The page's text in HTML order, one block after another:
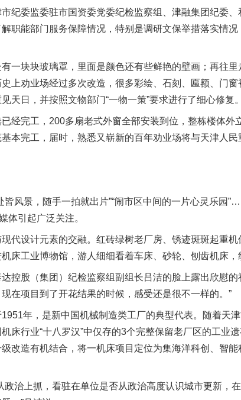
委监委驻市国资委党委纪检监察组、津融集团纪委、
职能部门服务保障情况，特别是调研文保举措落实情
块块玻璃罩，里面是颜色还有些鲜艳的壁画；再往里
上劝业场经过多次改造，很多彩绘、石刻、匾额、门
天日，并按照文物部门“一物一策”要求进行了细心修复。
完工，200多扇老式外窗全部安装到位，整栋楼体外
本完工，届时，熟悉又崭新的百年劝业场将与天津人民
景，随手一拍就出片”“闹市区中间的一片心灵乐园
体引起广泛关注。
设计元素的交融。红砖绿树老厂房、锈迹斑斑起重机
床工业博物馆，游人细细看着车床、砂轮、刨齿机床，
股（集团）纪检监察组副组长吕洁的脸上露出欣慰的
在项目到了开花结果的时候，感受还是很不一样的。”
年，是新中国机械制造类工厂的典型代表。随着天
床行业“十八罗汉”中仅存的3个完整保留老厂区的工业
改造有机结合，将一机床项目定位为集海洋科创、智
治上抓，看驻在单位是否从政治高度认识城市更新，